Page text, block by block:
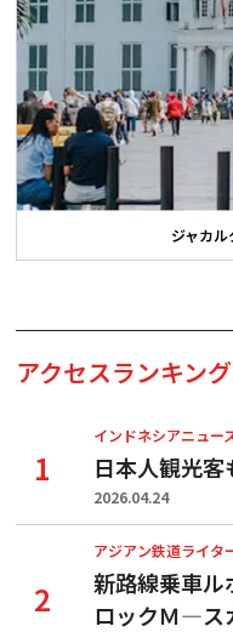
ジャカ
アクセスランキング
インドネシアニュー
日本人観光
2026.04.24
アジアン鉄道ライ
新路線乗車ル
ロックＭ―ス